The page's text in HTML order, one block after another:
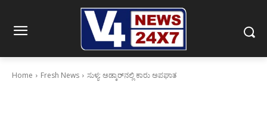
Home Fresh News ಸುಳ್ಯ: ಅಡ್ಕಾರ್‌ನಲ್ಲಿ ಕಾರು ಅಪಘಾತ